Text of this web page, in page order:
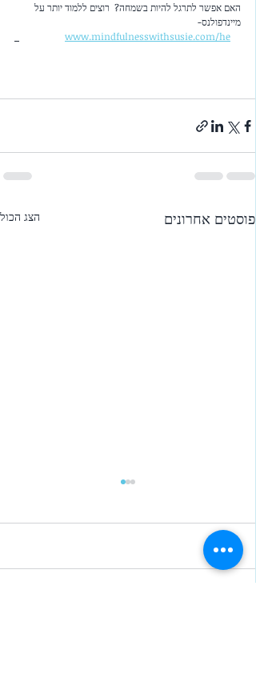
האם אפשר לתרגל להיות בשמחה?  רוצים ללמוד יותר על
מיינדפולנס-
www.mindfulnesswithsusie.com/he
פוסטים אחרונים הצג הכול
תגובות